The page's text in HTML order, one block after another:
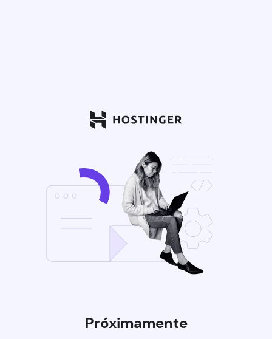
Próximamente